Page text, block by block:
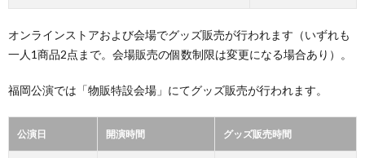
オンラインストアおよび会場でグッズ販売が行われます（いずれも
一人1商品2点まで。会場販売の個数制限は変更になる場合あり）。
福岡公演では「物販特設会場」にてグッズ販売が行われます。
公演日 開演時間 グッズ販売時間